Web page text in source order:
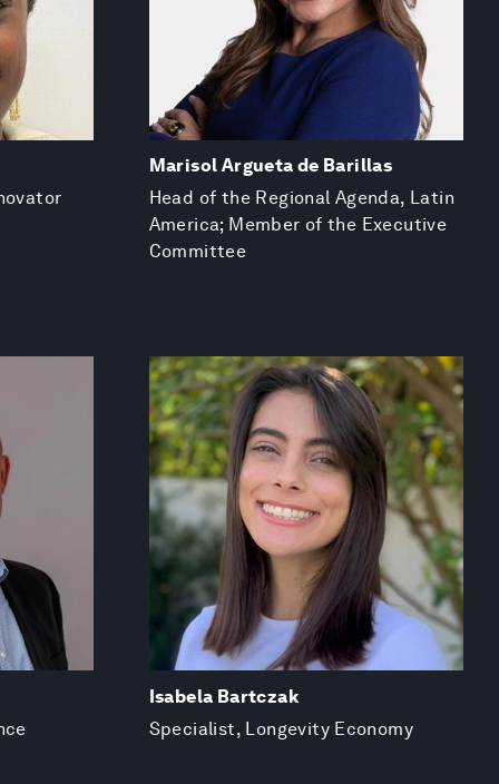
Marisol Argueta de Barillas
Head of the Regional Agenda, Latin
America; Member of the Executive
Committee
Isabela Bartczak
Specialist, Longevity Economy